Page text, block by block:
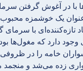
با در آغوش گرفتن
یک خوشمزه
تازه‌کننده‌ای با سرمای
دارد که مغول‌ها
خامه را در
زده می‌شد و منجمد